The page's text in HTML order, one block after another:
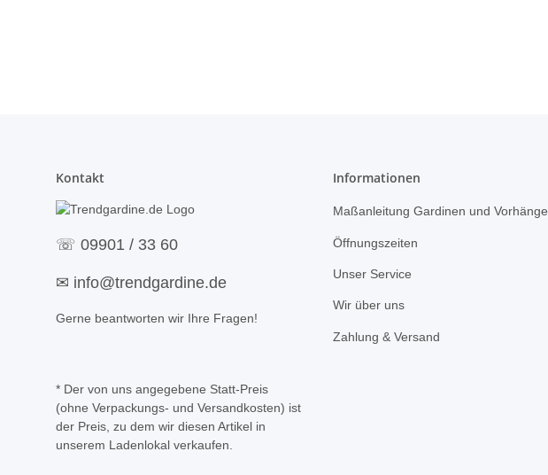
Kontakt
☏ 09901 / 33 60
✉ info@trendgardine.de
Gerne beantworten wir Ihre Fragen!
Informationen
Maßanleitung Gardinen und Vorhänge
Öffnungszeiten
Unser Service
Wir über uns
Zahlung & Versand
* Der von uns angegebene Statt-Preis
(ohne Verpackungs- und Versandkosten) ist
der Preis, zu dem wir diesen Artikel in
unserem Ladenlokal verkaufen.